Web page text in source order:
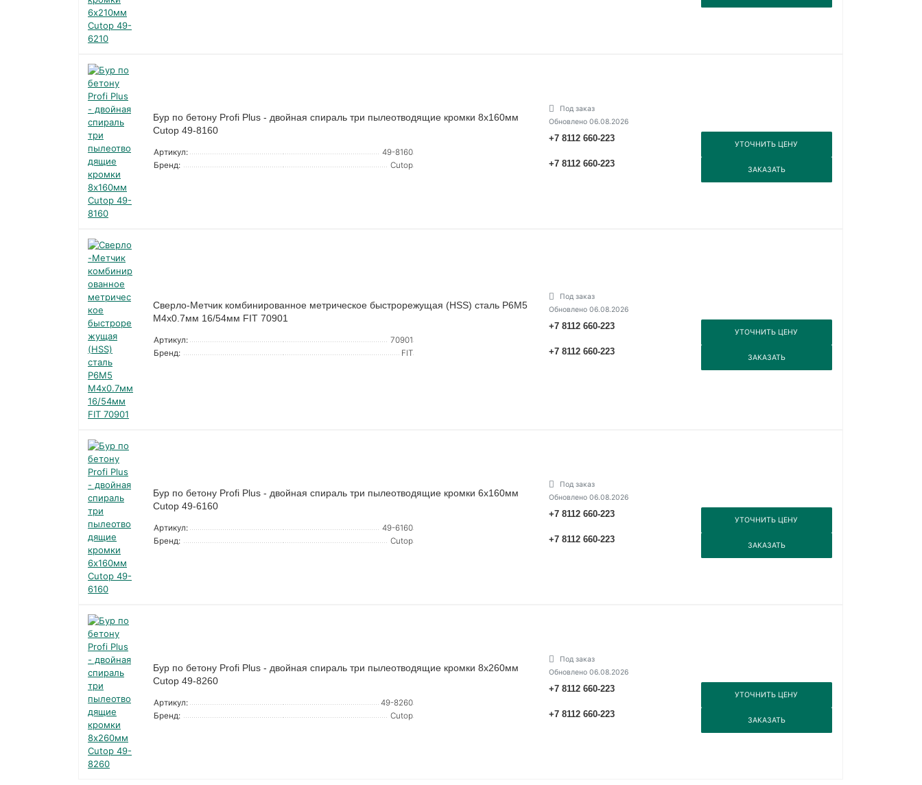
Бур по бетону Profi Plus - двойная спираль три пылеотводящие кромки 8х160мм
Cutop 49-8160
Артикул:
49-8160
Бренд:
Cutop
Под заказ
Обновлено 06.08.2026
+7 8112 660-223
УТОЧНИТЬ ЦЕНУ
+7 8112 660-223
ЗАКАЗАТЬ
Сверло-Метчик комбинированное метрическое быстрорежущая (HSS) сталь Р6М5
М4х0.7мм 16/54мм FIT 70901
Артикул:
70901
Бренд:
FIT
Под заказ
Обновлено 06.08.2026
+7 8112 660-223
УТОЧНИТЬ ЦЕНУ
+7 8112 660-223
ЗАКАЗАТЬ
Бур по бетону Profi Plus - двойная спираль три пылеотводящие кромки 6х160мм
Cutop 49-6160
Артикул:
49-6160
Бренд:
Cutop
Под заказ
Обновлено 06.08.2026
+7 8112 660-223
УТОЧНИТЬ ЦЕНУ
+7 8112 660-223
ЗАКАЗАТЬ
Бур по бетону Profi Plus - двойная спираль три пылеотводящие кромки 8х260мм
Cutop 49-8260
Артикул:
49-8260
Бренд:
Cutop
Под заказ
Обновлено 06.08.2026
+7 8112 660-223
УТОЧНИТЬ ЦЕНУ
+7 8112 660-223
ЗАКАЗАТЬ